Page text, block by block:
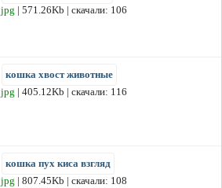
jpg | 571.26Kb | скачали: 106
кошка хвост животные
jpg | 405.12Kb | скачали: 116
кошка пух киса взгляд
jpg | 807.45Kb | скачали: 108